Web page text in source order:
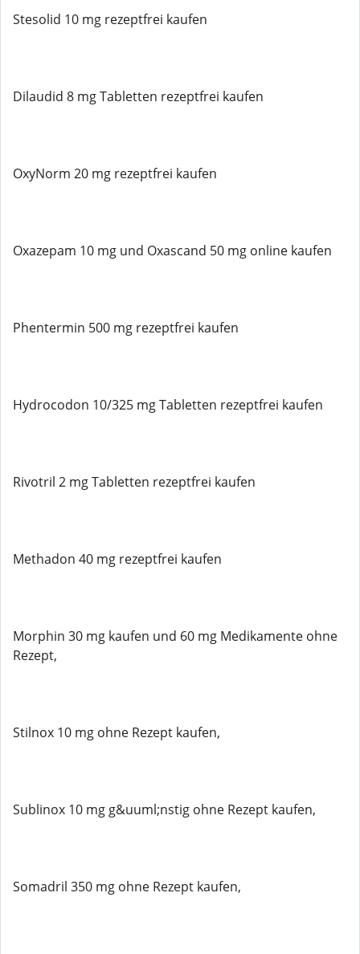
Stesolid 10 mg rezeptfrei kaufen
Dilaudid 8 mg Tabletten rezeptfrei kaufen
OxyNorm 20 mg rezeptfrei kaufen
Oxazepam 10 mg und Oxascand 50 mg online kaufen
Phentermin 500 mg rezeptfrei kaufen
Hydrocodon 10/325 mg Tabletten rezeptfrei kaufen
Rivotril 2 mg Tabletten rezeptfrei kaufen
Methadon 40 mg rezeptfrei kaufen
Morphin 30 mg kaufen und 60 mg Medikamente ohne
Rezept,
Stilnox 10 mg ohne Rezept kaufen,
Sublinox 10 mg g&uuml;nstig ohne Rezept kaufen,
Somadril 350 mg ohne Rezept kaufen,